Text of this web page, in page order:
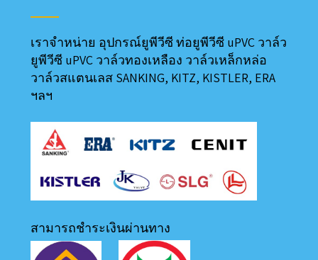
เราจำหน่าย อุปกรณ์ยูพีวีซี ท่อยูพีวีซี uPVC วาล์ว
ยูพีวีซี uPVC วาล์วทองเหลือง วาล์วเหล็กหล่อ
วาล์วสแตนเลส SANKING, KITZ, KISTLER, ERA
ฯลฯ
สามารถชำระเงินผ่านทาง